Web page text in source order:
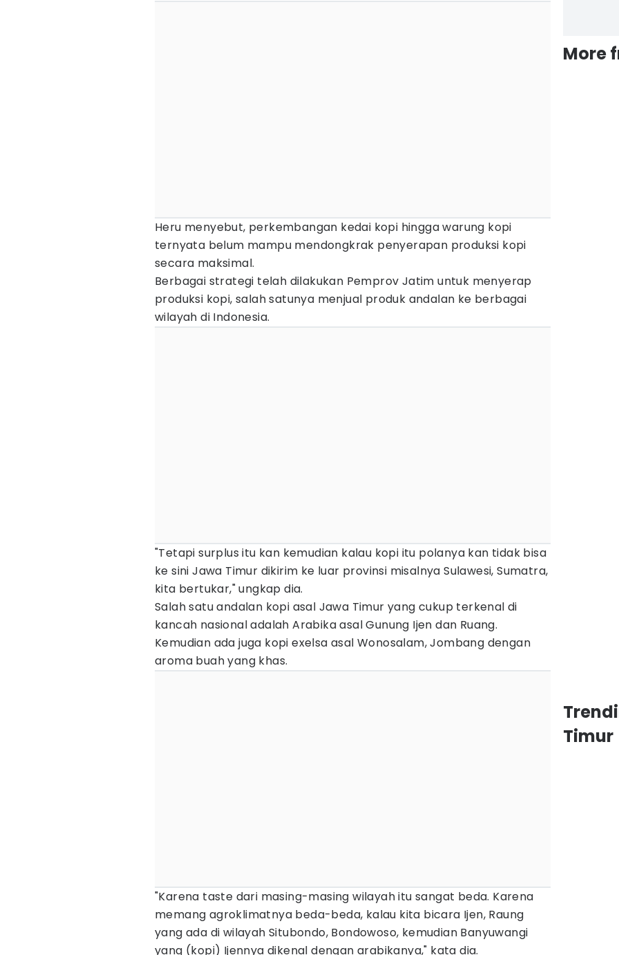
Heru menyebut, perkembangan kedai kopi hingga warung kopi
ternyata belum mampu mendongkrak penyerapan produksi kopi
secara maksimal.
Berbagai strategi telah dilakukan Pemprov Jatim untuk menyerap
produksi kopi, salah satunya menjual produk andalan ke berbagai
wilayah di Indonesia.
"Tetapi surplus itu kan kemudian kalau kopi itu polanya kan tidak bisa
ke sini Jawa Timur dikirim ke luar provinsi misalnya Sulawesi, Sumatra,
kita bertukar," ungkap dia.
Salah satu andalan kopi asal Jawa Timur yang cukup terkenal di
kancah nasional adalah Arabika asal Gunung Ijen dan Ruang.
Kemudian ada juga kopi exelsa asal Wonosalam, Jombang dengan
aroma buah yang khas.
"Karena taste dari masing-masing wilayah itu sangat beda. Karena
memang agroklimatnya beda-beda, kalau kita bicara Ijen, Raung
yang ada di wilayah Situbondo, Bondowoso, kemudian Banyuwangi
yang (kopi) Ijennya dikenal dengan arabikanya," kata dia.
More
Timur